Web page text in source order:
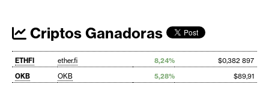
Criptos Ganadoras
ETHFI ether.fi 8,24%
$0,382 897
OKB
OKB 5,28%
$89,91